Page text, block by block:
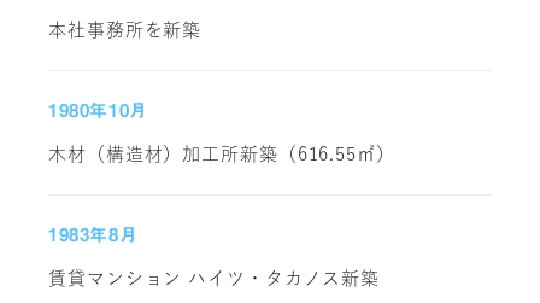
本社事務所を新築
1980年10月
木材（構造材）加工所新築（616.55㎡）
1983年8月
賃貸マンション ハイツ・タカノス新築